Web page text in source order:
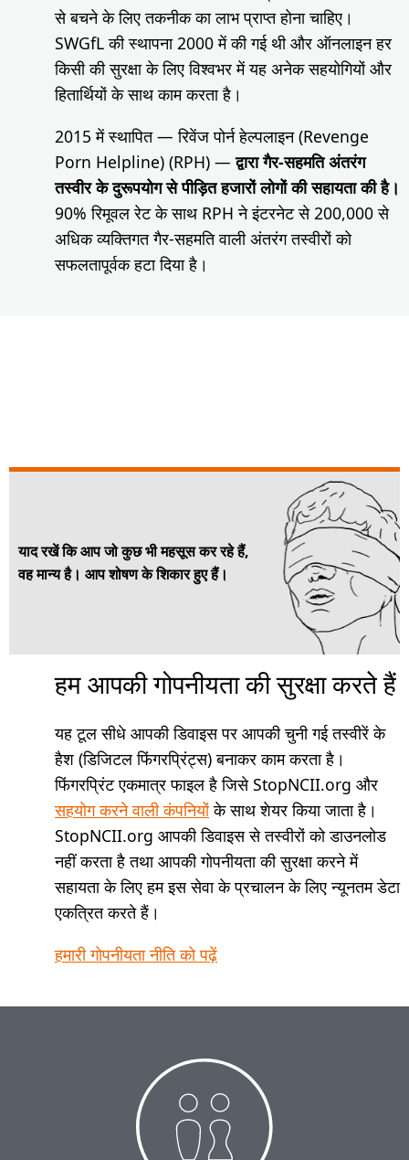
से बचने के लिए तकनीक का लाभ प्राप्त होना चाहिए।
SWGfL की स्थापना 2000 में की गई थी और ऑनलाइन हर
किसी की सुरक्षा के लिए विश्वभर में यह अनेक सहयोगियों और
हितार्थियों के साथ काम करता है।
2015 में स्थापित — रिवेंज पोर्न हेल्पलाइन (Revenge
Porn Helpline) (RPH) —द्वारा गैर-सहमति अंतरंग
तस्वीर के दुरूपयोग से पीड़ित हजारों लोगों की सहायता की है।
90% रिमूवल रेट के साथ RPH ने इंटरनेट से 200,000 से
अधिक व्यक्तिगत गैर-सहमति वाली अंतरंग तस्वीरों को
सफलतापूर्वक हटा दिया है।
याद रखें कि आप जो कुछ भी महसूस कर रहे हैं,
वह मान्य है। आप शोषण के शिकार हुए हैं।
हम आपकी गोपनीयता की सुरक्षा करते हैं
यह टूल सीधे आपकी डिवाइस पर आपकी चुनी गई तस्वीरें के
हैश (डिजिटल फिंगरप्रिंट्स) बनाकर काम करता है।
फिंगरप्रिंट एकमात्र फाइल है जिसे StopNCII.org और
सहयोग करने वाली कंपनियोंके साथ शेयर किया जाता है।
StopNCII.org आपकी डिवाइस से तस्वीरों को डाउनलोड
नहीं करता है तथा आपकी गोपनीयता की सुरक्षा करने में
सहायता के लिए हम इस सेवा के प्रचालन के लिए न्यूनतम डेटा
एकत्रित करते हैं।
हमारी गोपनीयता नीति को पढ़ें